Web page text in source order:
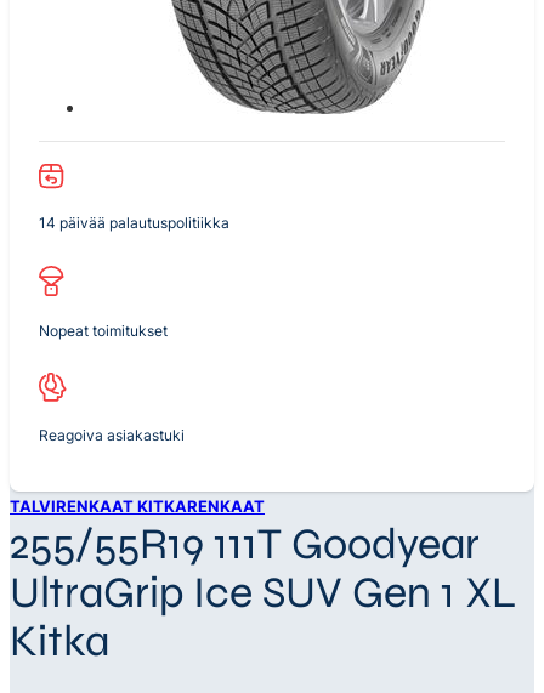
14 päivää palautuspolitiikka
Nopeat toimitukset
Reagoiva asiakastuki
TALVIRENKAAT KITKARENKAAT
255/55R19 111T Goodyear
UltraGrip Ice SUV Gen 1 XL
Kitka